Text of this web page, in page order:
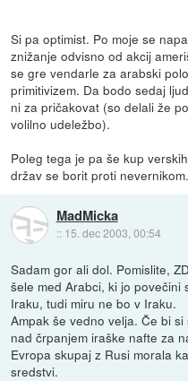
Si pa optimist. Po moje se
znižanje odvisno od akcij
se gre vendarle za arabski
primitivizem. Da bodo sedaj
ni za pričakovat (so delali že
volilno udeležbo).
Poleg tega je pa še kup
držav se borit proti nevernikom.
MadMicka
:: 15. dec 2003, 00:54
Sadam gor ali dol. Pomislite,
šele med Arabci, ki jo povečini
Iraku, tudi miru ne bo v Iraku.
Ampak še vedno velja. Če bi
nad črpanjem iraške nafte za
Evropa skupaj z Rusi morala
sredstvi.